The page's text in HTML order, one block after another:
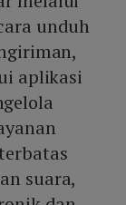
unduh
aplikasi
suara,